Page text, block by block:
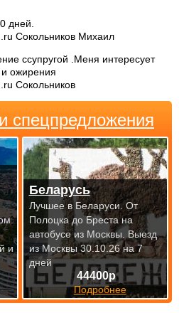
дней.
Сокольников Михаил
ссупругой .Меня интересует
и ожирения
Сокольников
спецпредложения
и
44400р
Подробнее
Беларусь
Лучшее в Беларуси. От
Полоцка до Бреста на
автобусе из Москвы. Выезд
из Москвы 30.10.26 на 7
дней